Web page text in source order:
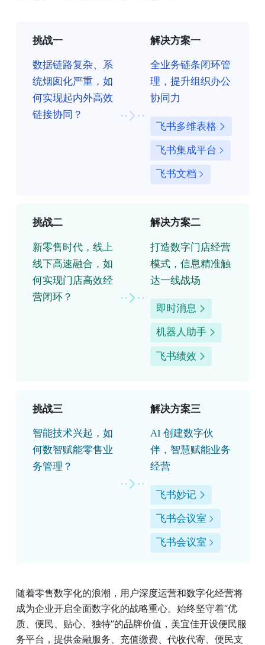
挑战一
数据链路复杂、系
统烟囱化严重，如
何实现起内外高效
链接协同？
解决方案一
全业务链条闭环管
理，提升组织办公
协同力
飞书多维表格
飞书集成平台
飞书文档
挑战二
新零售时代，线上
线下高速融合，如
何实现门店高效经
营闭环？
解决方案二
打造数字门店经营
模式，信息精准触
达一线战场
即时消息
机器人助手
飞书绩效
挑战三
智能技术兴起，如
何数智赋能零售业
务管理？
解决方案三
AI 创建数字伙
伴，智慧赋能业务
经营
飞书妙记
飞书会议室
飞书会议室
随着零售数字化的浪潮，用户深度运营和数字化经营将
成为企业开启全面数字化的战略重心。始终坚守着“优
质、便民、贴心、独特”的品牌价值，美宜佳开设便民服
务平台，提供金融服务、充值缴费、代收代寄、便民支